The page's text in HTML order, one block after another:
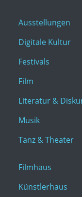
Ausstellungen
Digitale Kultur
Festivals
Film
Literatur &
Musik
Tanz & Theater
Filmhaus
Künstlerhaus